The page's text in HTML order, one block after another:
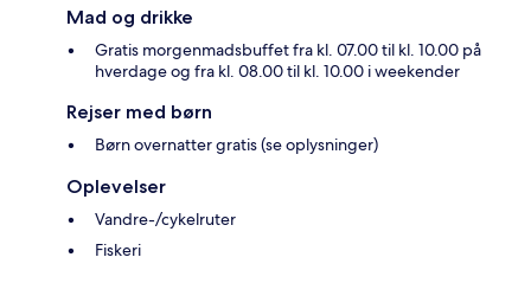
Mad og drikke
Gratis morgenmadsbuffet fra kl. 07.00 til kl. 10.00 på
hverdage og fra kl. 08.00 til kl. 10.00 i weekender
Rejser med børn
Børn overnatter gratis (se oplysninger)
Oplevelser
Vandre-/cykelruter
Fiskeri